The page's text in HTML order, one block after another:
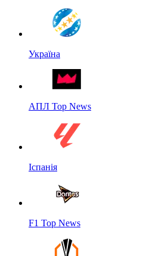
Україна
АПЛ Top News
Іспанія
F1 Top News